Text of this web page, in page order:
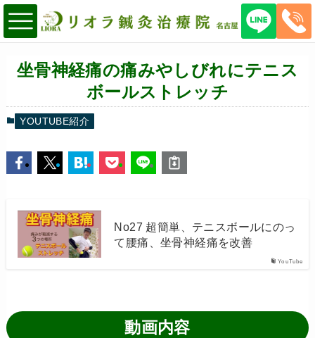
坐骨神経痛の痛みやしびれにテニス
ボールストレッチ
YOUTUBE紹介
YouTube
No27 超簡単、テニスボールにのっ
て腰痛、坐骨神経痛を改善
動画内容